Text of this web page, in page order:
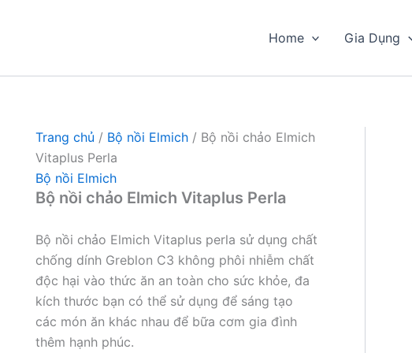
Home Gia Dụng
Trang chủ / Bộ nồi Elmich/ Bộ nồi chảo Elmich
Vitaplus Perla
Bộ nồi Elmich
Bộ nồi chảo Elmich Vitaplus Perla
Bộ nồi chảo Elmich Vitaplus perla sử dụng chất
chống dính Greblon C3 không phôi nhiễm chất
độc hại vào thức ăn an toàn cho sức khỏe, đa
kích thước bạn có thể sử dụng để sáng tạo
các món ăn khác nhau để bữa cơm gia đình
thêm hạnh phúc.